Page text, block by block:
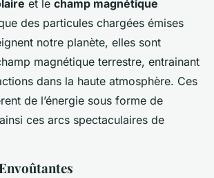
et le champ magnétique
des particules chargées émises
notre planète, elles sont
magnétique terrestre, entrainant
dans la haute atmosphère. Ces
de l’énergie sous forme de
ces arcs spectaculaires de